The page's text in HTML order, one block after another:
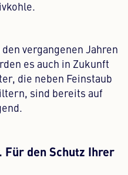
vergangenen Jahren
es auch in Zukunft
die neben Feinstaub
sind bereits auf
den Schutz Ihrer